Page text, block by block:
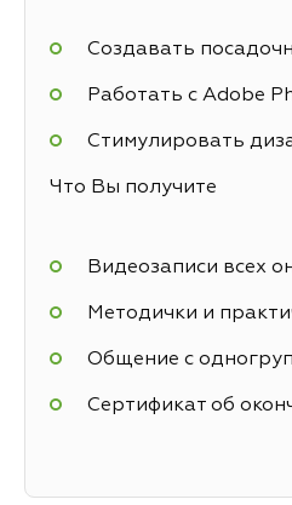
Создавать
Работать с Adobe
Стимулировать
Что Вы получите
Видеозаписи всех
Методички и
Общение с
Сертификат об